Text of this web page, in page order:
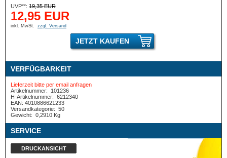
UVP**: 19,35 EUR
12,95 EUR
inkl. MwSt. zzgl. Versand
JETZT KAUFEN
VERFÜGBARKEIT
Lieferzeit bitte per email anfragen
Artikelnummer:
101236
H-Artikelnummer: 6212340
EAN: 4010886621233
Versandkategorie: 50
Gewicht: 0,2910 Kg
SERVICE
DRUCKANSICHT